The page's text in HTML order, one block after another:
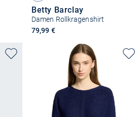
Betty Barclay
Damen Rollkragenshirt
79,99 €